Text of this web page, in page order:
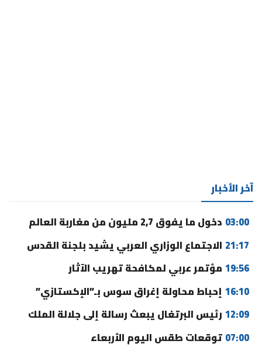
آخر الأخبار
03:00 دخول ما يفوق 2,7 مليون من مغاربة العالم
21:17 الاجتماع الوزاري العربي يشيد بلجنة القدس
19:56 مؤتمر عربي لمكافحة تهريب الآثار
16:10 إحباط محاولة إغراق سوس بـ”الإكستازي”
12:09 رئيس البرتغال يبعث رسالة إلى جلالة الملك
07:00 توقعات طقس اليوم الأربعاء